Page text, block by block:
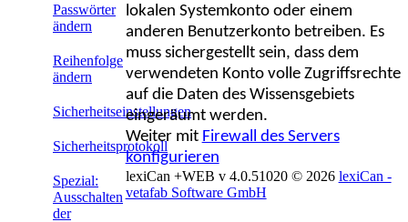
Passwörter
ändern
Reihenfolge
ändern
Sicherheitseinstellungen
Sicherheitsprotokoll
Spezial:
Ausschalten
der
lokalen Systemkonto oder einem
anderen Benutzerkonto betreiben. Es
muss sichergestellt sein, dass dem
verwendeten Konto volle Zugriffsrechte
auf die Daten des Wissensgebiets
eingeräumt werden.
Weiter mit Firewall des Servers
konfigurieren
lexiCan +WEB v 4.0.51020 © 2026 lexiCan -
vetafab Software GmbH